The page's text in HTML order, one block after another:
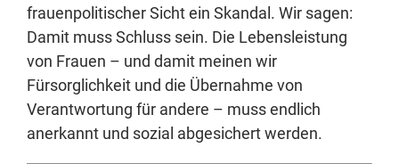
frauenpolitischer Sicht ein Skandal. Wir sagen:
Damit muss Schluss sein. Die Lebensleistung
von Frauen – und damit meinen wir
Fürsorglichkeit und die Übernahme von
Verantwortung für andere – muss endlich
anerkannt und sozial abgesichert werden.